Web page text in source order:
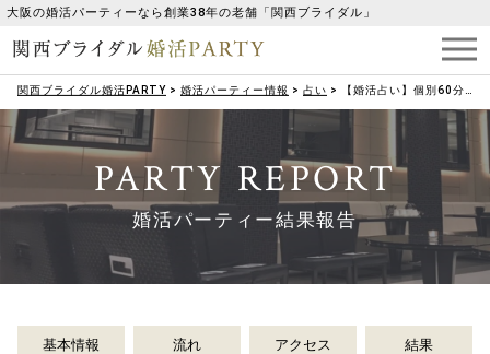
大阪の婚活パーティーなら創業38年の老舗「関西ブライダル」
関西ブライダル婚活PARTY > 婚活パーティー情報 > 占い > 【婚活占い】個別60分相談☆
PARTY REPORT
婚活パーティー結果報告
基本情報 流れ アクセス 結果